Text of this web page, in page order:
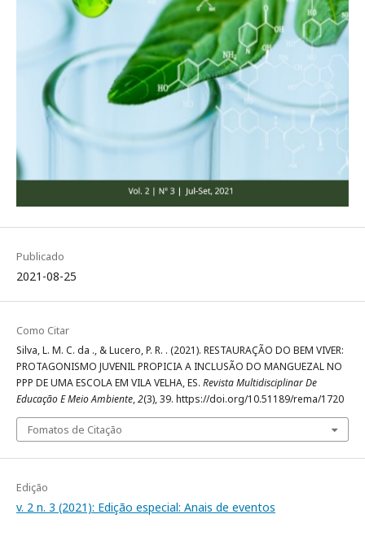
Publicado
2021-08-25
Como Citar
Silva, L. M. C. da ., & Lucero, P. R. . (2021). RESTAURAÇÃO DO BEM VIVER:
PROTAGONISMO JUVENIL PROPICIA A INCLUSÃO DO MANGUEZAL NO
PPP DE UMA ESCOLA EM VILA VELHA, ES. Revista Multidisciplinar De
Educação E Meio Ambiente,2(3), 39. https://doi.org/10.51189/rema/1720
Fomatos de Citação
Edição
v. 2 n. 3 (2021): Edição especial: Anais de eventos